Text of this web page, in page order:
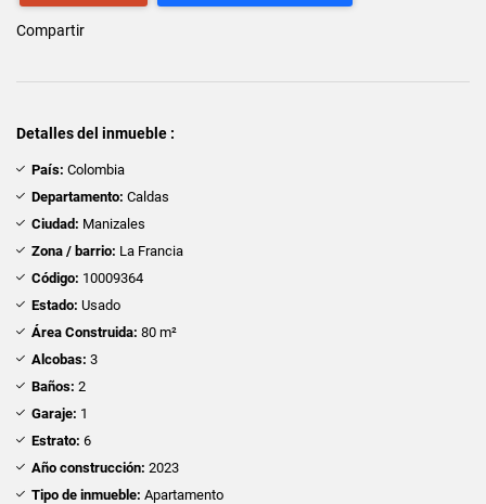
Compartir
Detalles del inmueble :
País: Colombia
Departamento: Caldas
Ciudad: Manizales
Zona / barrio: La Francia
Código: 10009364
Estado: Usado
Área Construida: 80 m²
Alcobas: 3
Baños: 2
Garaje: 1
Estrato: 6
Año construcción: 2023
Tipo de inmueble: Apartamento